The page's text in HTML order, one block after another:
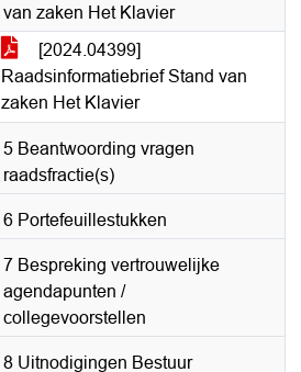
van zaken Het Klavier
[2024.04399]
Raadsinformatiebrief Stand van
zaken Het Klavier
5 Beantwoording vragen
raadsfractie(s)
6 Portefeuillestukken
7 Bespreking vertrouwelijke
agendapunten /
collegevoorstellen
8 Uitnodigingen Bestuur